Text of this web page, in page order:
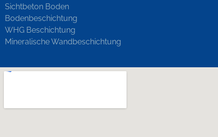
Sichtbeton Boden
Bodenbeschichtung
WHG Beschichtung
Mineralische Wandbeschichtung